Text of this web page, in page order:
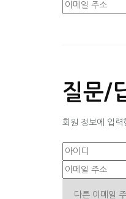
질문/
회원 정보에 입